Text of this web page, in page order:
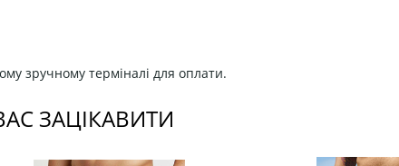
зручному терміналі для оплати.
ЗАЦІКАВИТИ